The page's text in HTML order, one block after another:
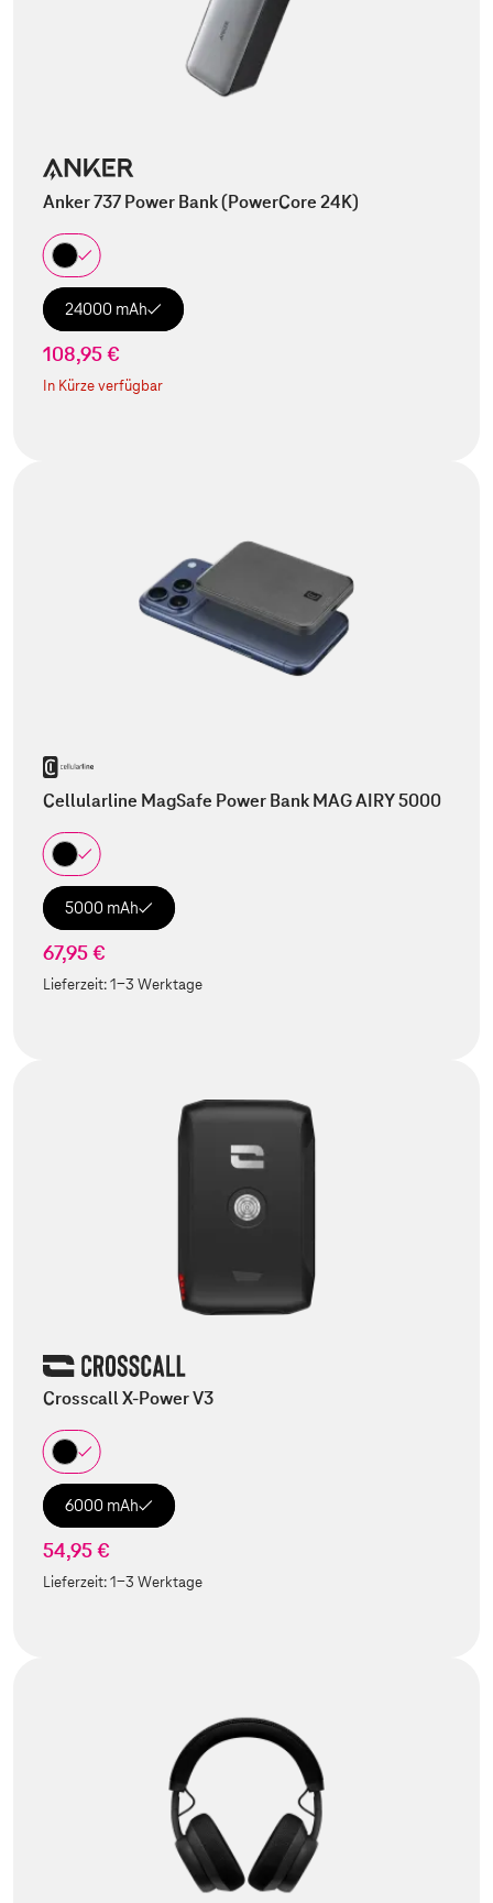
Anker 737 Power Bank (PowerCore 24K)
24000 mAh
108,95 €
In Kürze verfügbar
Cellularline MagSafe Power Bank MAG AIRY 5000
5000 mAh
67,95 €
Lieferzeit:1-3 Werktage
Crosscall X-Power V3
6000 mAh
54,95 €
Lieferzeit:1-3 Werktage